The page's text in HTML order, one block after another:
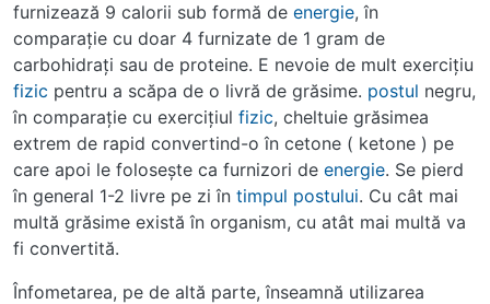
furnizează 9 calorii sub formă de energie, în
comparaţie cu doar 4 furnizate de 1 gram de
carbohidraţi sau de proteine. E nevoie de mult exerciţiu
fizic pentru a scăpa de o livră de grăsime. postul negru,
în comparaţie cu exerciţiul fizic, cheltuie grăsimea
extrem de rapid convertind-o în cetone ( ketone ) pe
care apoi le foloseşte ca furnizori de energie. Se pierd
în general 1-2 livre pe zi în timpul postului. Cu cât mai
multă grăsime există în organism, cu atât mai multă va
fi convertită.
Înfometarea, pe de altă parte, înseamnă utilizarea